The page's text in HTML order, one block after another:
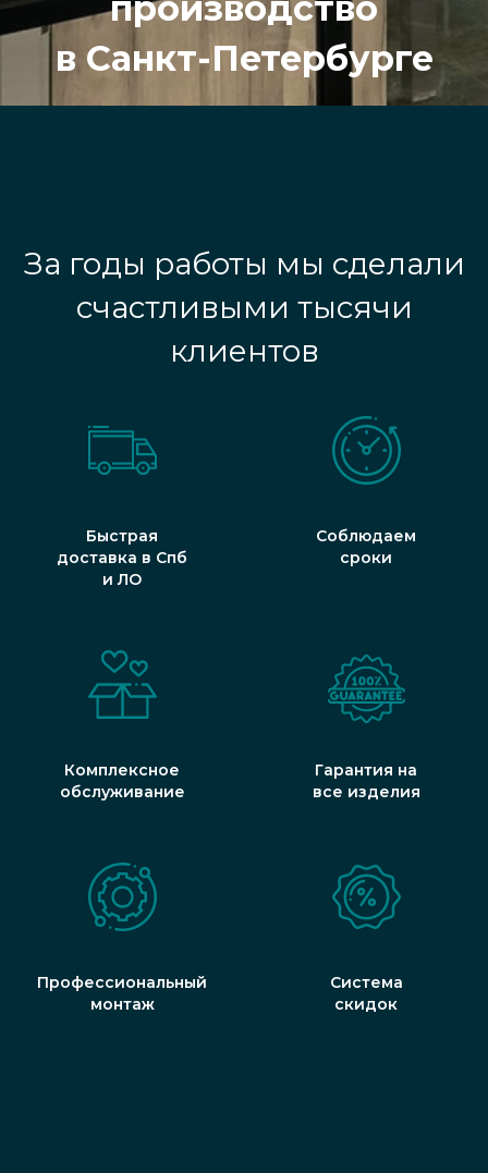
в Санкт-Петербурге
За годы работы мы сделали
счастливыми тысячи
клиентов
Быстрая
доставка в Спб
и ЛО
Соблюдаем
сроки
Комплексное
обслуживание
Гарантия на
все изделия
Профессиональный
монтаж
Система
скидок